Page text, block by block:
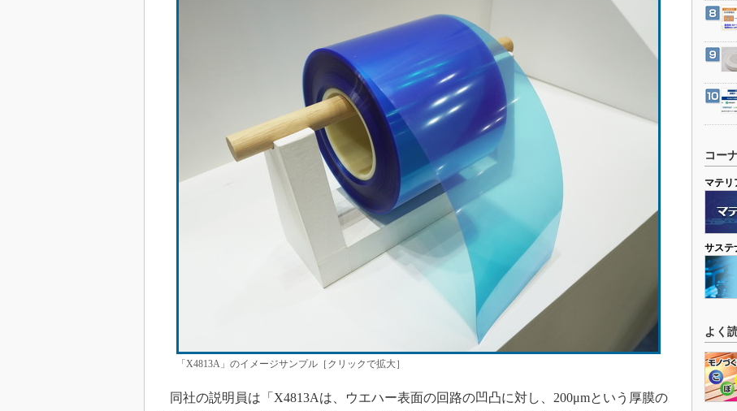
グローバル設計・開発
制御セキュリティ
新型コロナへの対応
「X4813A」のイメージサンプル［クリックで拡大］
同社の説明員は「X4813Aは、ウエハー表面の回路の凹凸に対し、200μmという厚膜の
コー
マテリ
サステ
よく